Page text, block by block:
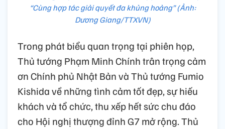
“Cùng hợp tác giải quyết đa khủng hoảng” (Ảnh:
Dương Giang/TTXVN)
Trong phát biểu quan trọng tại phiên họp,
Thủ tướng Phạm Minh Chính trân trọng cảm
ơn Chính phủ Nhật Bản và Thủ tướng Fumio
Kishida về những tình cảm tốt đẹp, sự hiếu
khách và tổ chức, thu xếp hết sức chu đáo
cho Hội nghị thượng đỉnh G7 mở rộng. Thủ